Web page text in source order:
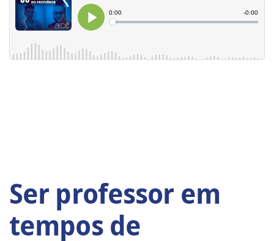
Ser professor em
tempos de